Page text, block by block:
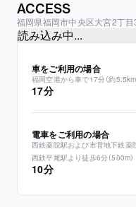
ACCESS
福岡県福岡市中央区大宮2丁
読み込み中...
車をご利用の場合
福岡空港から車で17分（約5.5km
17分
電車をご利用の場合
西鉄薬院駅および市営地下鉄薬
西鉄平尾駅より徒歩6分（500m）
10分